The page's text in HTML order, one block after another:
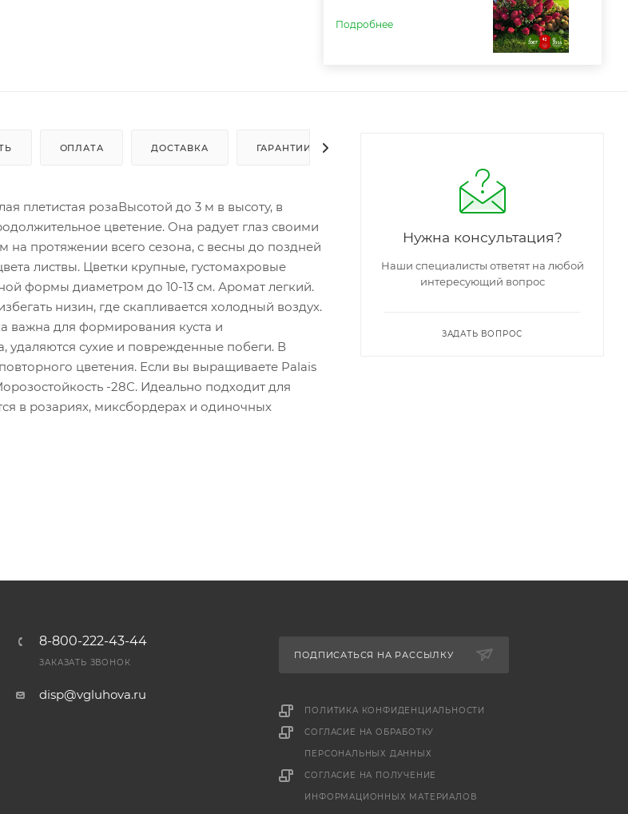
Подробнее
ОПЛАТА ДОСТАВКА ГАРАНТИИ
плетистая розаВысотой до 3 м в высоту, в
цветение. Она радует глаз своими
протяжении всего сезона, с весны до поздней
листвы. Цветки крупные, густомахровые
формы диаметром до 10-13 см. Аромат легкий.
низин, где скапливается холодный воздух.
важна для формирования куста и
удаляются сухие и поврежденные побеги. В
цветения. Если вы выращиваете Palais
-28С. Идеально подходит для
в розариях, миксбордерах и одиночных
Нужна консультация?
Наши специалисты ответят на любой
интересующий вопрос
ЗАДАТЬ ВОПРОС
8-800-222-43-44
ЗАКАЗАТЬ ЗВОНОК
disp@vgluhova.ru
ПОДПИСАТЬСЯ НА РАССЫЛКУ
ПОЛИТИКА КОНФИДЕНЦИАЛЬНОСТИ
СОГЛАСИЕ НА ОБРАБОТКУ
ПЕРСОНАЛЬНЫХ ДАННЫХ
СОГЛАСИЕ НА ПОЛУЧЕНИЕ
ИНФОРМАЦИОННЫХ МАТЕРИАЛОВ